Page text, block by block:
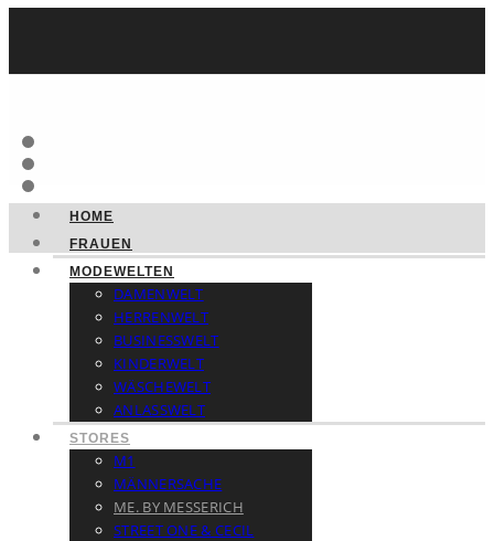
HOME
FRAUEN
MODEWELTEN
DAMENWELT
HERRENWELT
BUSINESSWELT
KINDERWELT
WÄSCHEWELT
ANLASSWELT
STORES
M1
MÄNNERSACHE
ME. BY MESSERICH
STREET ONE & CECIL